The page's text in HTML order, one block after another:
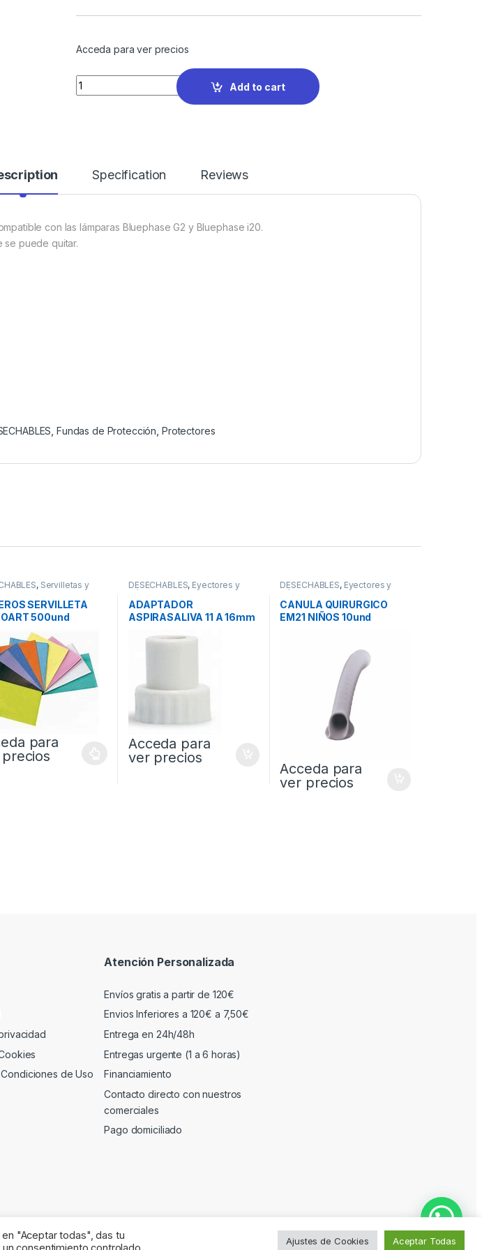
Acceda para ver precios
Quantity
Add to cart
Specification Reviews
con las lámparas Bluephase G2 y Bluephase i20.
se puede quitar.
,Fundas de Protección Protectores
, Servilletas y
SERVILLETA
500und
para
DESECHABLES, Eyectores y
Cánulas
ADAPTADOR
ASPIRASALIVA 11 A 16mm
Acceda para
ver precios
DESECHABLES, Eyectores y
Cánulas
CANULA QUIRURGICO
EM21 NIÑOS 10und
Acceda para
ver precios
de Uso
Atención Personalizada
Envíos gratis a partir de 120€
Envios Inferiores a 120€ a 7,50€
Entrega en 24h/48h
Entregas urgente (1 a 6 horas)
Financiamiento
Contacto directo con nuestros
comerciales
Pago domiciliado
"Aceptar todas", das tu
Ajustes de Cookies Aceptar Todas